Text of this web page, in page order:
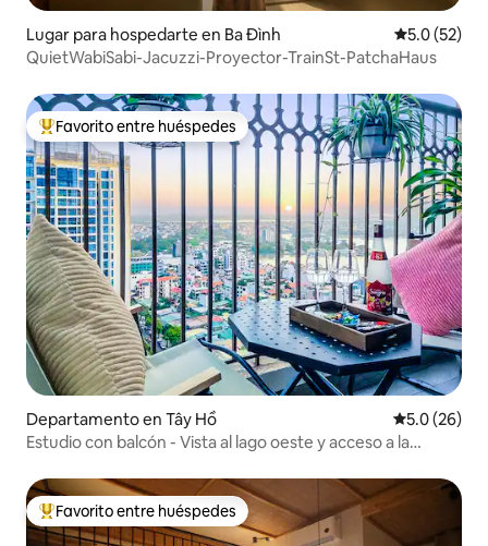
Lugar para hospedarte en Ba Đình Calificación
5.0 (52)
QuietWabiSabi-Jacuzzi-Proyector-TrainSt-PatchaHaus
De los mejores en Favorito entre huéspedes
Favorito entre huéspedes
Departamento en Tây Hồ Calificación
5.0 (26)
Estudio con balcón - Vista al lago oeste y acceso a la
De los mejores en Favorito entre huéspedes
Favorito entre huéspedes